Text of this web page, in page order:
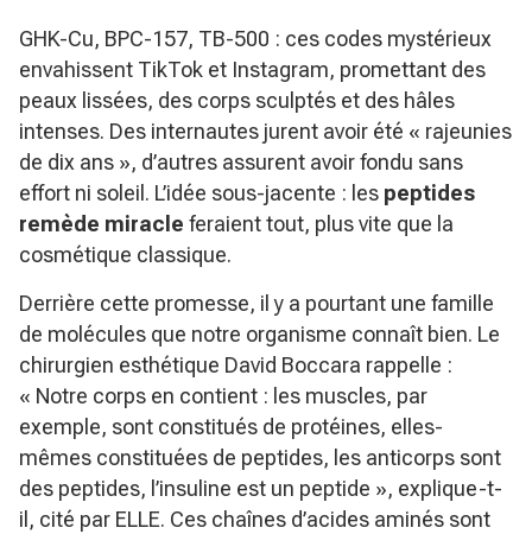
GHK-Cu, BPC-157, TB-500 : ces codes mystérieux
envahissent TikTok et Instagram, promettant des
peaux lissées, des corps sculptés et des hâles
intenses. Des internautes jurent avoir été « rajeunies
de dix ans », d’autres assurent avoir fondu sans
effort ni soleil. L’idée sous-jacente : les peptides
remède miracle feraient tout, plus vite que la
cosmétique classique.
Derrière cette promesse, il y a pourtant une famille
de molécules que notre organisme connaît bien. Le
chirurgien esthétique David Boccara rappelle :
« Notre corps en contient : les muscles, par
exemple, sont constitués de protéines, elles-
mêmes constituées de peptides, les anticorps sont
des peptides, l’insuline est un peptide », explique-t-
il, cité par ELLE. Ces chaînes d’acides aminés sont